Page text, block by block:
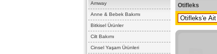
Amway
Anne & Bebek Bakımı
Bitkisel Ürünler
Cilt Bakımı
Cinsel Yaşam Ürünleri
Otifleks